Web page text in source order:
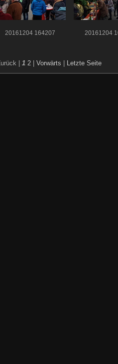
20161204 164207 20161204
| 1 2 Vorwärts Letzte Seite